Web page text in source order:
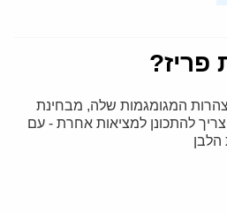
פריז?
המגומגמות שלה, מבחינת
להתכונן למציאות אחרת - עם